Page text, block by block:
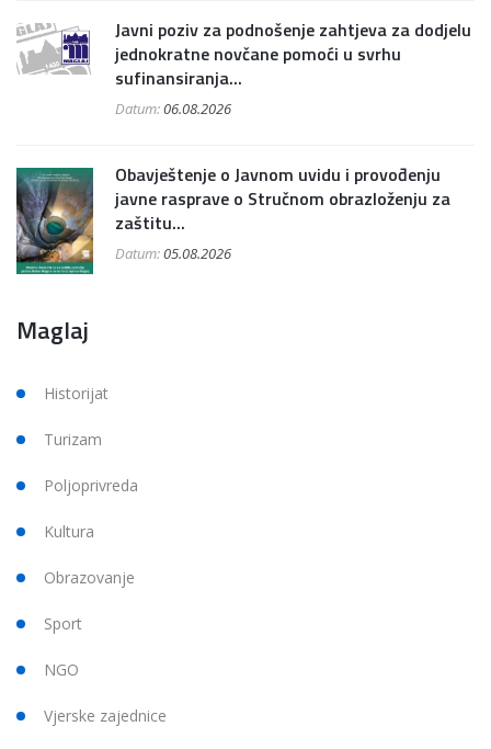
Javni poziv za podnošenje zahtjeva za dodjelu
jednokratne novčane pomoći u svrhu
sufinansiranja...
Datum:06.08.2026
Obavještenje o Javnom uvidu i provođenju
javne rasprave o Stručnom obrazloženju za
zaštitu...
Datum:05.08.2026
Maglaj
Historijat
Turizam
Poljoprivreda
Kultura
Obrazovanje
Sport
NGO
Vjerske zajednice